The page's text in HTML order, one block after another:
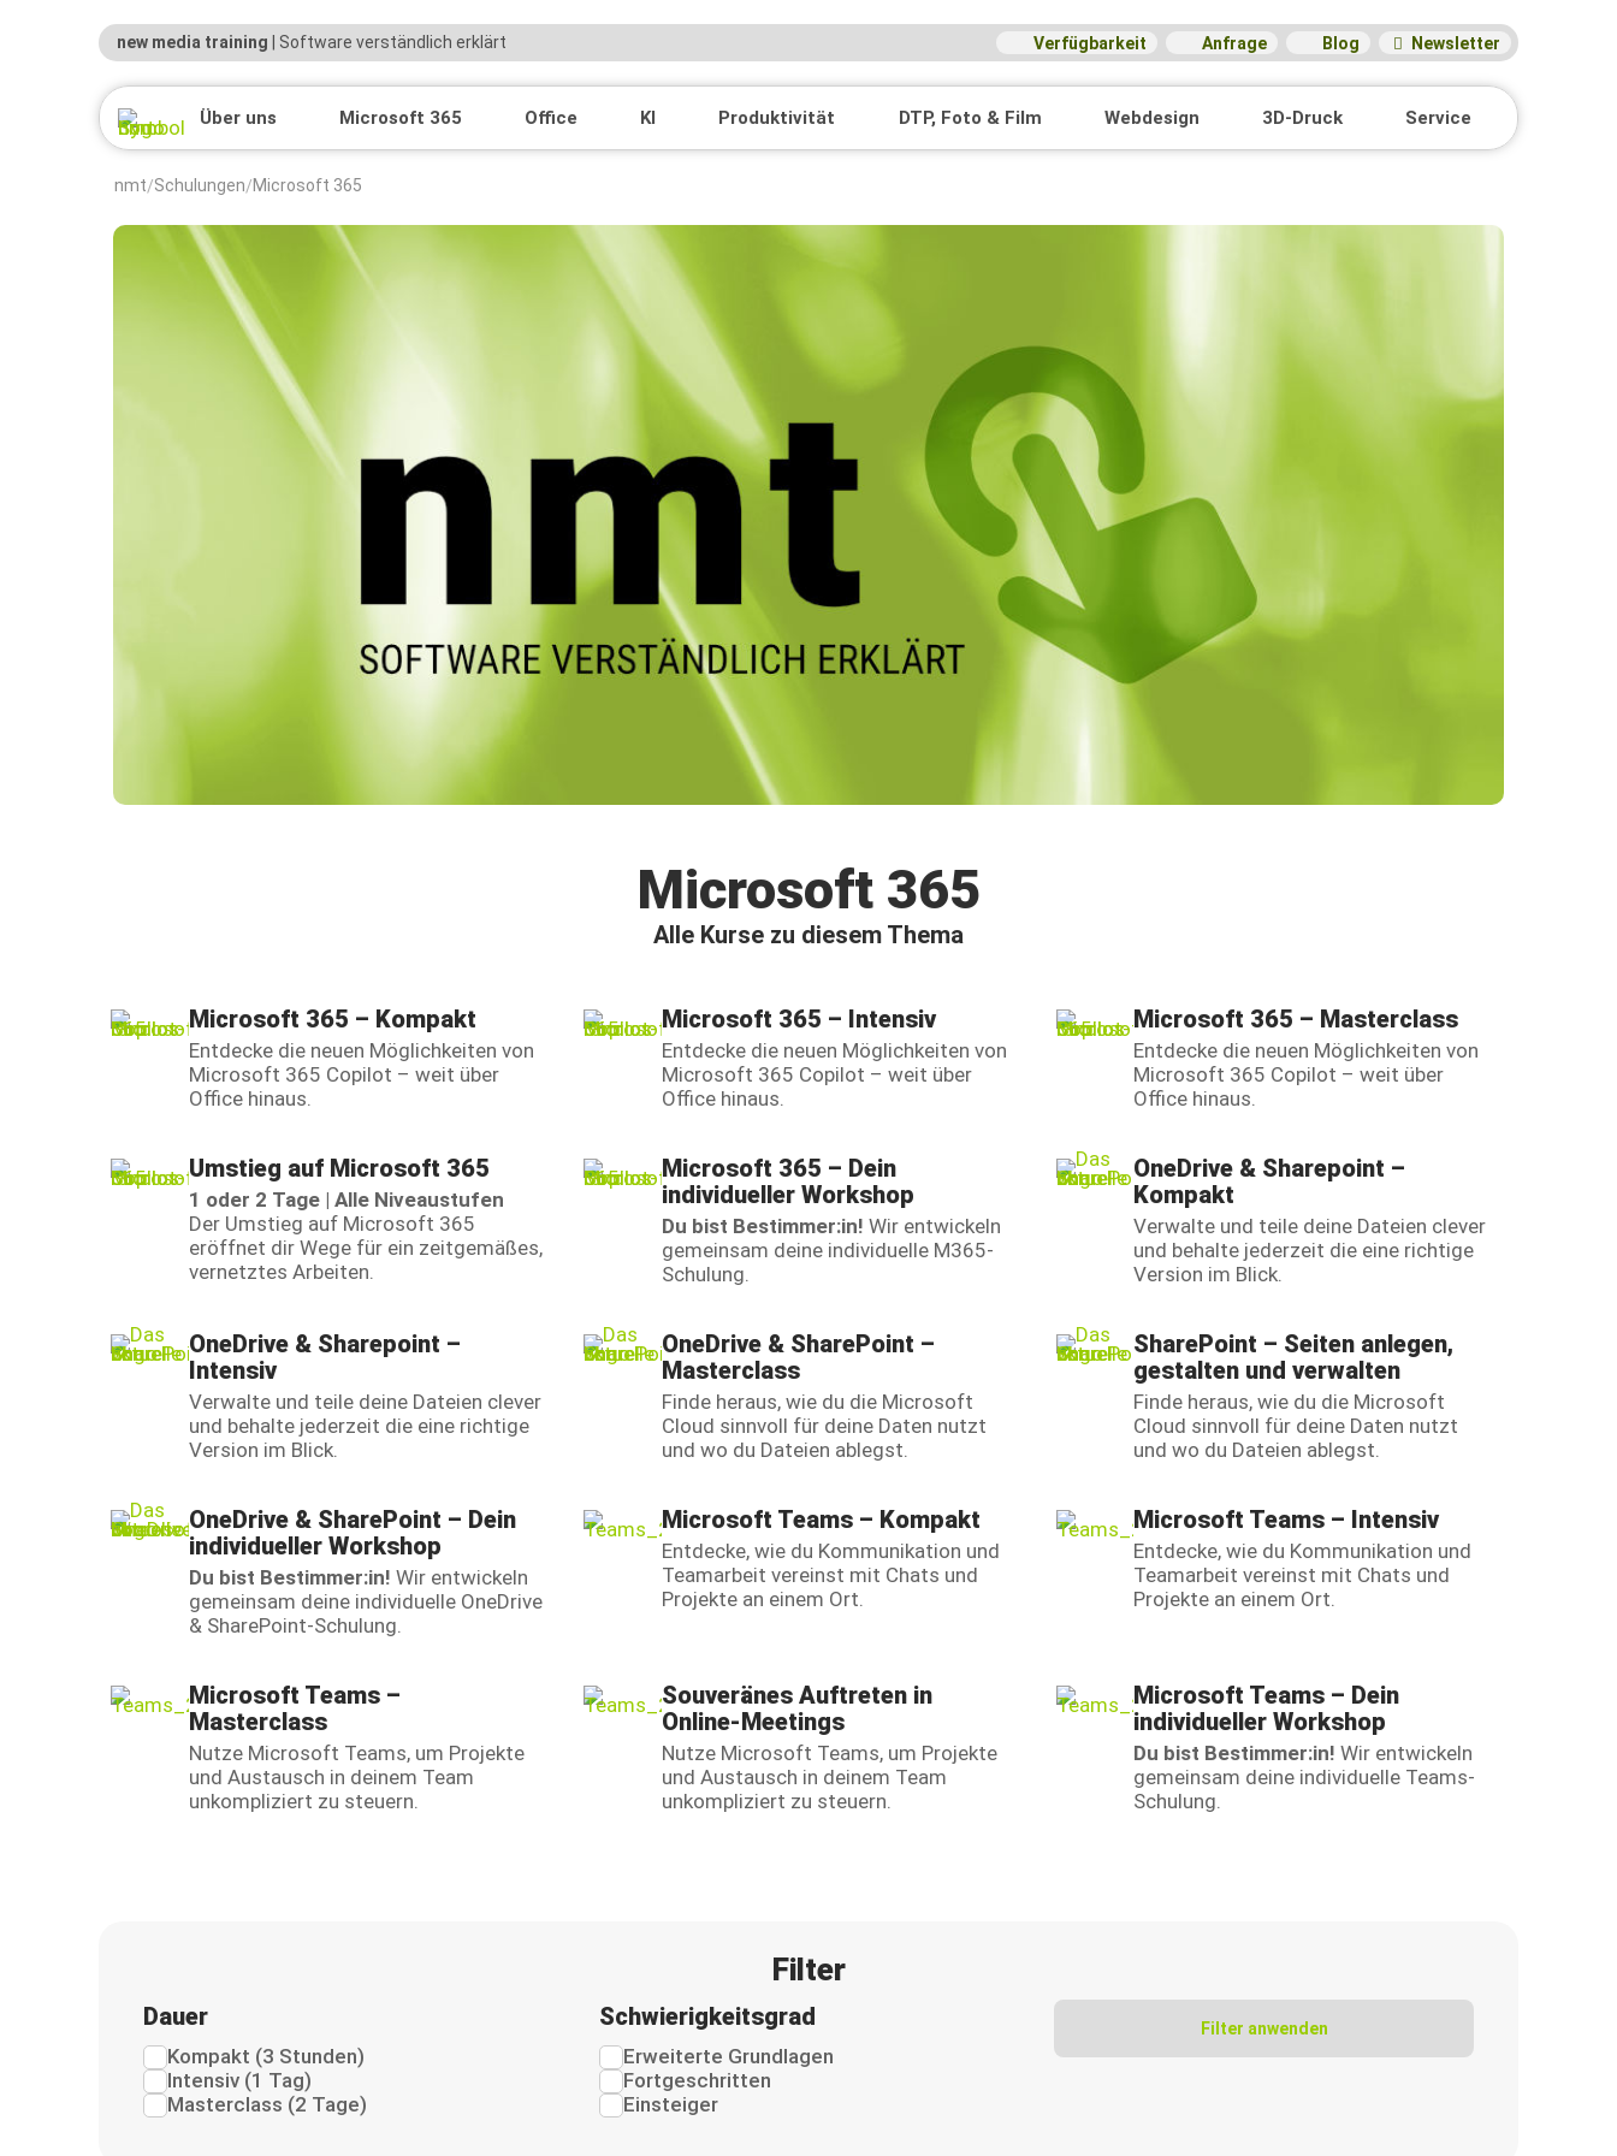
new media training | Software verständlich erklärt Verfügbarkeit Anfrage Blog Newsletter
Über uns Microsoft 365 Office KI Produktivität DTP, Foto & Film Webdesign 3D-Druck Service
nmt/Schulungen/Microsoft 365
Microsoft 365
Alle Kurse zu diesem Thema
Entdecke die neuen Möglichkeiten von
Microsoft 365 Copilot – weit über
Office hinaus.
Microsoft 365 – Kompakt
Entdecke die neuen Möglichkeiten von
Microsoft 365 Copilot – weit über
Office hinaus.
Microsoft 365 – Intensiv
Entdecke die neuen Möglichkeiten von
Microsoft 365 Copilot – weit über
Office hinaus.
Microsoft 365 – Masterclass
1 oder 2 Tage | Alle Niveaustufen
Der Umstieg auf Microsoft 365
eröffnet dir Wege für ein zeitgemäßes,
vernetztes Arbeiten.
Umstieg auf Microsoft 365
Du bist Bestimmer:in! Wir entwickeln
gemeinsam deine individuelle M365-
Schulung.
Microsoft 365 – Dein
individueller Workshop
Verwalte und teile deine Dateien clever
und behalte jederzeit die eine richtige
Version im Blick.
OneDrive & Sharepoint –
Kompakt
Verwalte und teile deine Dateien clever
und behalte jederzeit die eine richtige
Version im Blick.
OneDrive & Sharepoint –
Intensiv
Finde heraus, wie du die Microsoft
Cloud sinnvoll für deine Daten nutzt
und wo du Dateien ablegst.
OneDrive & SharePoint –
Masterclass
Finde heraus, wie du die Microsoft
Cloud sinnvoll für deine Daten nutzt
und wo du Dateien ablegst.
SharePoint – Seiten anlegen,
gestalten und verwalten
Du bist Bestimmer:in! Wir entwickeln
gemeinsam deine individuelle OneDrive
& SharePoint-Schulung.
OneDrive & SharePoint – Dein
individueller Workshop
Entdecke, wie du Kommunikation und
Teamarbeit vereinst mit Chats und
Projekte an einem Ort.
Microsoft Teams – Kompakt
Entdecke, wie du Kommunikation und
Teamarbeit vereinst mit Chats und
Projekte an einem Ort.
Microsoft Teams – Intensiv
Nutze Microsoft Teams, um Projekte
und Austausch in deinem Team
unkompliziert zu steuern.
Microsoft Teams –
Masterclass
Nutze Microsoft Teams, um Projekte
und Austausch in deinem Team
unkompliziert zu steuern.
Souveränes Auftreten in
Online-Meetings
Du bist Bestimmer:in! Wir entwickeln
gemeinsam deine individuelle Teams-
Schulung.
Microsoft Teams – Dein
individueller Workshop
Filter
Dauer
Kompakt (3 Stunden)
Intensiv (1 Tag)
Masterclass (2 Tage)
Schwierigkeitsgrad
Erweiterte Grundlagen
Fortgeschritten
Einsteiger
Filter anwenden